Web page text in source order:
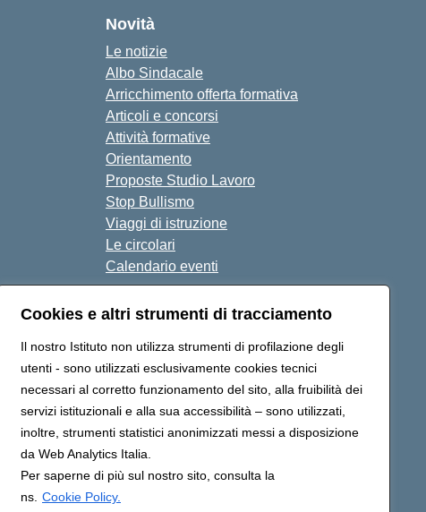
Cookies e altri strumenti di tracciamento
Il nostro Istituto non utilizza strumenti di profilazione degli
utenti - sono utilizzati esclusivamente cookies tecnici
necessari al corretto funzionamento del sito, alla fruibilità dei
servizi istituzionali e alla sua accessibilità – sono utilizzati,
inoltre, strumenti statistici anonimizzati messi a disposizione
da Web Analytics Italia.
Per saperne di più sul nostro sito, consulta la
ns. Cookie Policy.
Novità
Le notizie
Albo Sindacale
Arricchimento offerta formativa
Articoli e concorsi
Attività formative
Orientamento
Proposte Studio Lavoro
Stop Bullismo
Viaggi di istruzione
Le circolari
Calendario eventi
Seguici su:
BARH04000D@pec.istruzione.it